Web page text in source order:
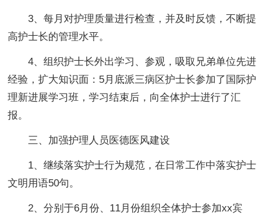
3、每月对护理质量进行检查，并及时反馈，不断提
高护士长的管理水平。
4、组织护士长外出学习、参观，吸取兄弟单位先进
经验，扩大知识面：5月底派三病区护士长参加了国际护
理新进展学习班，学习结束后，向全体护士进行了汇
报。
三、加强护理人员医德医风建设
1、继续落实护士行为规范，在日常工作中落实护士
文明用语50句。
2、分别于6月份、11月份组织全体护士参加xx宾